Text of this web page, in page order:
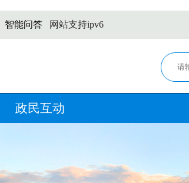
智能问答 网站支持ipv6
政民互动